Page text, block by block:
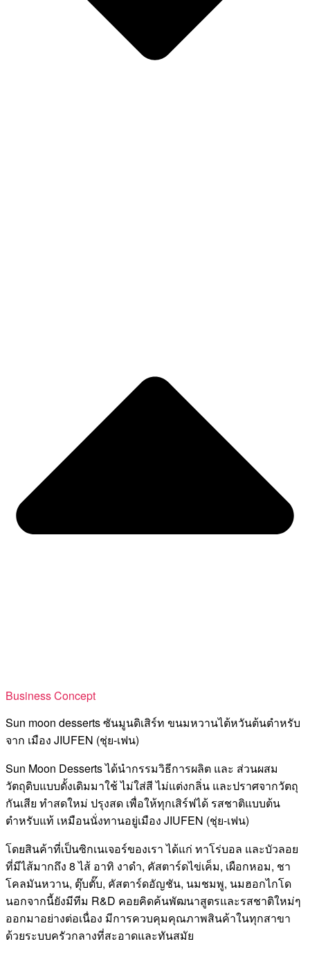
Business Concept
Sun moon desserts ซันมูนดิเสิร์ท ขนมหวานไต้หวันต้นตำหรับ
จาก เมือง JIUFEN (ชุ่ย-เฟน)
Sun Moon Desserts ได้นำกรรมวิธีการผลิต และ ส่วนผสม
วัตถุดิบแบบดั้งเดิมมาใช้ ไม่ใส่สี ไม่แต่งกลิ่น และปราศจากวัตถุ
กันเสีย ทำสดใหม่ ปรุงสด เพื่อให้ทุกเสิร์ฟได้ รสชาติแบบต้น
ตำหรับแท้ เหมือนนั่งทานอยู่เมือง JIUFEN (ชุ่ย-เฟน)
โดยสินค้าที่เป็นซิกเนเจอร์ของเรา ได้แก่ ทาโร่บอล และบัวลอย
ที่มีไส้มากถึง 8 ไส้ อาทิ งาดำ, คัสตาร์ดไข่เค็ม, เผือกหอม, ชา
โคลมันหวาน, ตุ๊บตั๊บ, คัสตาร์ดอัญชัน, นมชมพู, นมฮอกไกโด
นอกจากนี้ยังมีทีม R&D คอยคิดค้นพัฒนาสูตรและรสชาติใหม่ๆ
ออกมาอย่างต่อเนื่อง มีการควบคุมคุณภาพสินค้าในทุกสาขา
ด้วยระบบครัวกลางที่สะอาดและทันสมัย